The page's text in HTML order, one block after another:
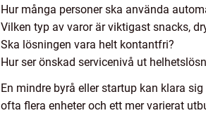
Hur många personer ska använda
Vilken typ av varor är viktigast snacks,
Ska lösningen vara helt kontantfri?
Hur ser önskad servicenivå ut
En mindre byrå eller startup kan klara
ofta flera enheter och ett mer varierat